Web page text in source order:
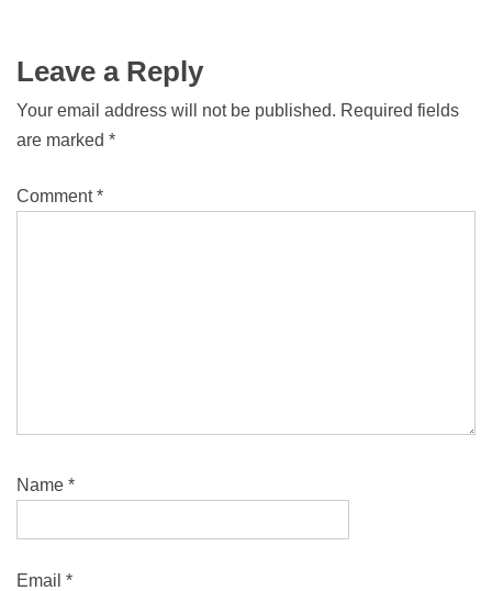
Leave a Reply
Your email address will not be published. Required fields
are marked *
Comment*
Name *
Email *